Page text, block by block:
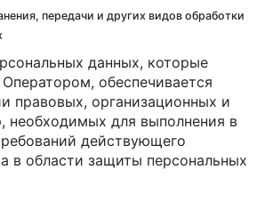
передачи и других видов обработки
данных, которые
обеспечивается
правовых, организационных и
необходимых для выполнения в
действующего
в области защиты персональных